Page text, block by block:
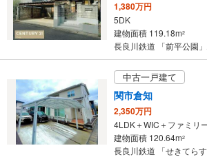
1,380万円
5DK
建物面積 119.18m2
長良川鉄道 「前平公園
中古一戸建て
関市倉知
2,350万円
4LDK＋WIC＋ファミリ
建物面積 120.64m2
長良川鉄道 「せきてら